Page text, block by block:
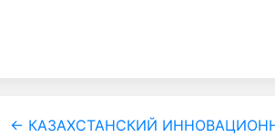
← КАЗАХСТАНСКИЙ